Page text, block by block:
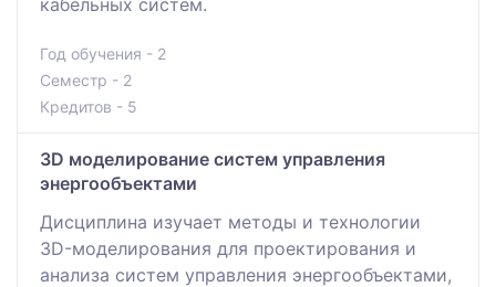
Год обучения - 2
Семестр - 2
Кредитов - 5
ЗD моделирование систем управления
энергообъектами
Дисциплина изучает методы и технологии
3D-моделирования для проектирования и
анализа систем управления энергообъектами,